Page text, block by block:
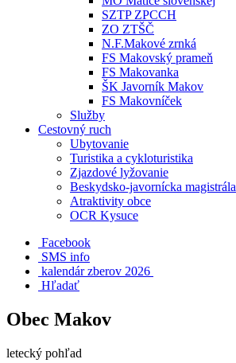
SZTP ZPCCH
ZO ZTŠČ
N.F.Makové zrnká
FS Makovský prameň
FS Makovanka
ŠK Javorník Makov
FS Makovníček
Služby
Cestovný ruch
Ubytovanie
Turistika a cykloturistika
Zjazdové lyžovanie
Beskydsko-javornícka magistrála
Atraktivity obce
OCR Kysuce
Facebook
SMS info
​ kalendár zberov 2026
Hľadať
Obec Makov
letecký pohľad